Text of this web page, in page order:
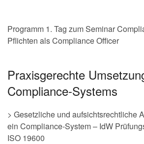
Programm 1. Tag zum Seminar
Pflichten als Compliance Officer
Praxisgerechte
Compliance-Systems
> Gesetzliche und aufsichtsrechtliche
ein Compliance-System – IdW
ISO 19600